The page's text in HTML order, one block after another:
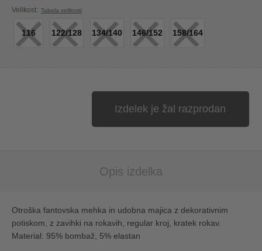
Velikost: Tabela velikosti
116
× 122/128
× 134/140
× 146/152
× 158/164
×
Izdelek je žal razprodan
Opis izdelka
Otroška fantovska mehka in udobna majica z dekorativnim
potiskom, z zavihki na rokavih, regular kroj, kratek rokav.
Material: 95% bombaž, 5% elastan